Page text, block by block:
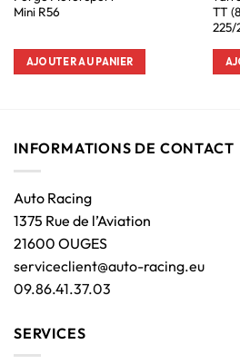
Mini R56
AJOUTER AU PANIER
TT
INFORMATIONS DE CONTACT
Auto Racing
1375 Rue de l’Aviation
21600 OUGES
serviceclient@auto-racing.eu
09.86.41.37.03
SERVICES